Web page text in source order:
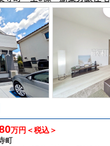
万円＜税込＞
町